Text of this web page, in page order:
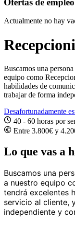
Actualmente no hay
Buscamos una
equipo como
habilidades de
trabajar de forma
Desafortunadamente
40 - 60 horas por
Entre 3.800€ y
Lo que vas a
Buscamos una
a nuestro equipo
tendrá excelentes
servicio al cliente,
independiente y